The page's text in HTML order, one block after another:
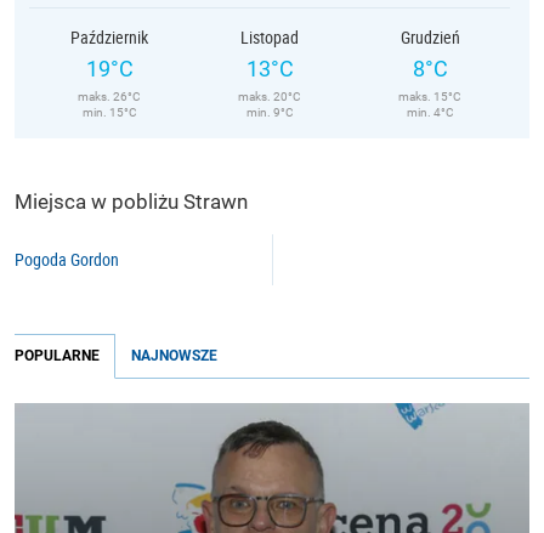
Październik
19°C
maks. 26°C
min. 15°C
Listopad
13°C
maks. 20°C
min. 9°C
Grudzień
8°C
maks. 15°C
min. 4°C
Miejsca w pobliżu Strawn
Pogoda Gordon
POPULARNE NAJNOWSZE